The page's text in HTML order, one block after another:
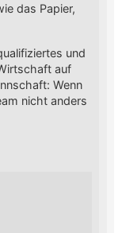
das Papier,
und
auf
Wenn
nicht anders